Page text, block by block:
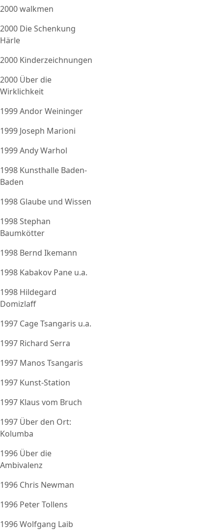
2000 walkmen
2000 Die Schenkung
Härle
2000 Kinderzeichnungen
2000 Über die
Wirklichkeit
1999 Andor Weininger
1999 Joseph Marioni
1999 Andy Warhol
1998 Kunsthalle Baden-
Baden
1998 Glaube und Wissen
1998 Stephan
Baumkötter
1998 Bernd Ikemann
1998 Kabakov Pane u.a.
1998 Hildegard
Domizlaff
1997 Cage Tsangaris u.a.
1997 Richard Serra
1997 Manos Tsangaris
1997 Kunst-Station
1997 Klaus vom Bruch
1997 Über den Ort:
Kolumba
1996 Über die
Ambivalenz
1996 Chris Newman
1996 Peter Tollens
1996 Wolfgang Laib